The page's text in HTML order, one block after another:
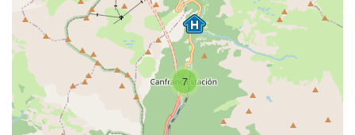
7